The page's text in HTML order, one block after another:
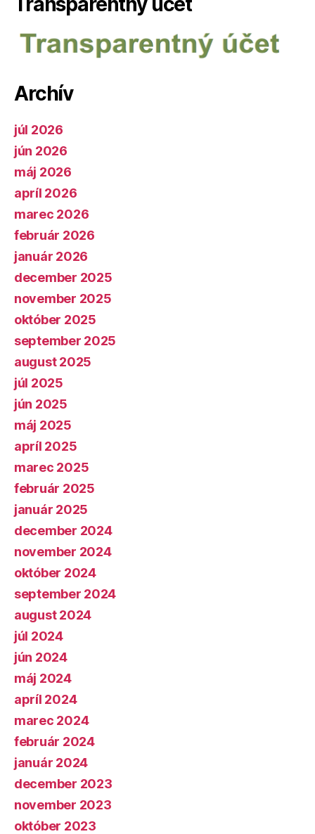
Archív
júl 2026
jún 2026
máj 2026
apríl 2026
marec 2026
február 2026
január 2026
december 2025
november 2025
október 2025
september 2025
august 2025
júl 2025
jún 2025
máj 2025
apríl 2025
marec 2025
február 2025
január 2025
december 2024
november 2024
október 2024
september 2024
august 2024
júl 2024
jún 2024
máj 2024
apríl 2024
marec 2024
február 2024
január 2024
december 2023
november 2023
október 2023